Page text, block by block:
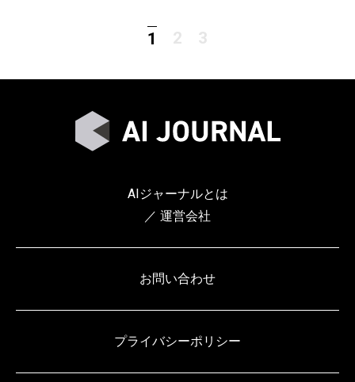
1 2 3
AIジャーナルとは
／ 運営会社
お問い合わせ
プライバシーポリシー